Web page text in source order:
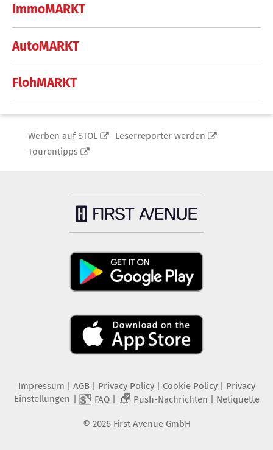
ImmoMARKT
AutoMARKT
FlohMARKT
Werben auf STOL
Leserreporter werden
Tourentipps
Impressum | AGB | Privacy Policy| Cookie Policy| Privacy
Einstellungen | FAQ| 2 Push-Nachrichten | Netiquette
© 2026 First Avenue GmbH